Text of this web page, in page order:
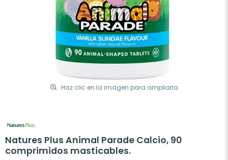
Haz clic en la imagen para ampliarla
Natures Plus Animal Parade Calcio, 90
comprimidos masticables.